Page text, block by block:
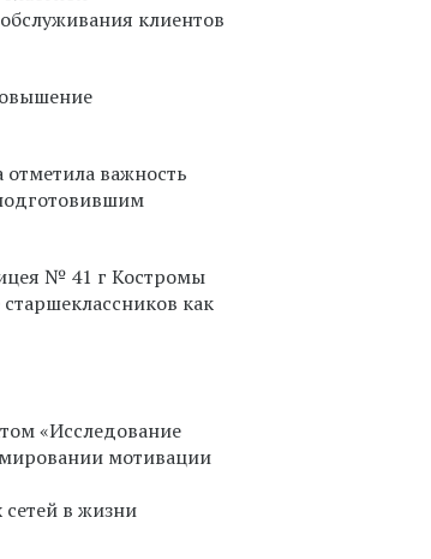
клиентов
важность
№ 41 г Костромы
как
«Исследование
мотивации
в жизни